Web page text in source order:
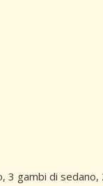
gambi di